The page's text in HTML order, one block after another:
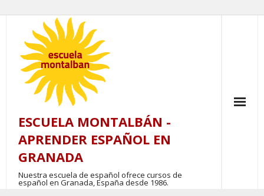
content
ESCUELA MONTALBÁN -
APRENDER ESPAÑOL EN
GRANADA
Nuestra escuela de español ofrece cursos de
español en Granada, España desde 1986.